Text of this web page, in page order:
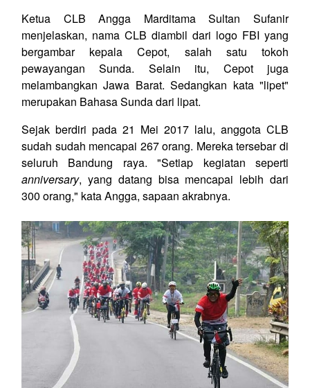
Ketua CLB Angga Marditama Sultan Sufanir
menjelaskan, nama CLB diambil dari logo FBI yang
bergambar kepala Cepot, salah satu tokoh
pewayangan Sunda. Selain itu, Cepot juga
melambangkan Jawa Barat. Sedangkan kata "lipet"
merupakan Bahasa Sunda dari lipat.
Sejak berdiri pada 21 Mei 2017 lalu, anggota CLB
sudah sudah mencapai 267 orang. Mereka tersebar di
seluruh Bandung raya. "Setiap kegiatan seperti
anniversary, yang datang bisa mencapai lebih dari
300 orang," kata Angga, sapaan akrabnya.